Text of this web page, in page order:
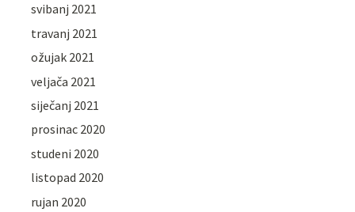
svibanj 2021
travanj 2021
ožujak 2021
veljača 2021
siječanj 2021
prosinac 2020
studeni 2020
listopad 2020
rujan 2020